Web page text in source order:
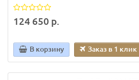
124 650 р.
В корзину Заказ в 1 клик